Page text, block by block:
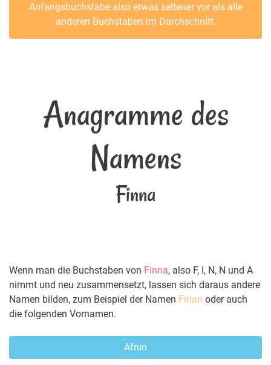
Anfangsbuchstabe also etwas seltener vor als alle
anderen Buchstaben im Durchschnitt.
Anagramme des
Namens
Finna
Wenn man die Buchstaben von Finna, also F, I, N, N und A
nimmt und neu zusammensetzt, lassen sich daraus andere
Namen bilden, zum Beispiel der Namen Finan oder auch
die folgenden Vornamen.
Afnin